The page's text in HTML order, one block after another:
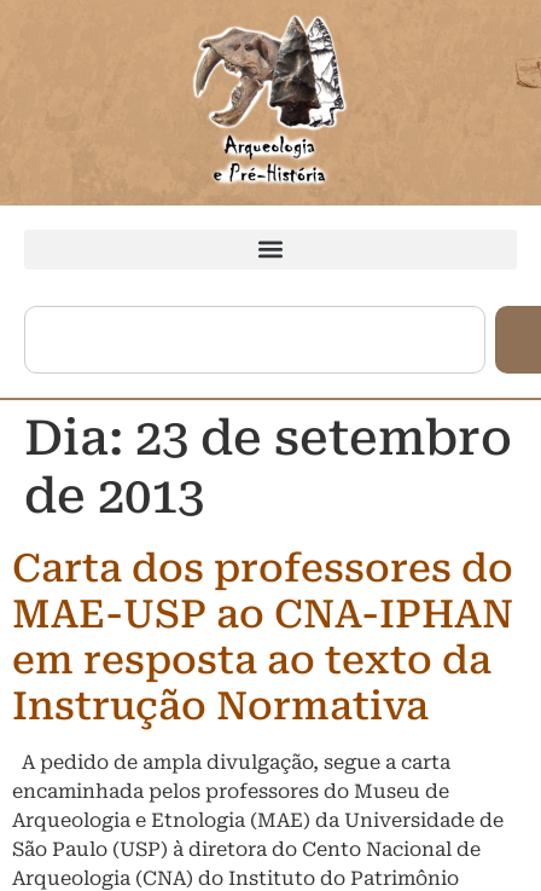
Dia: 23 de setembro
de 2013
Carta dos professores do
MAE-USP ao CNA-IPHAN
em resposta ao texto da
Instrução Normativa
A pedido de ampla divulgação, segue a carta
encaminhada pelos professores do Museu de
Arqueologia e Etnologia (MAE) da Universidade de
São Paulo (USP) à diretora do Cento Nacional de
Arqueologia (CNA) do Instituto do Patrimônio